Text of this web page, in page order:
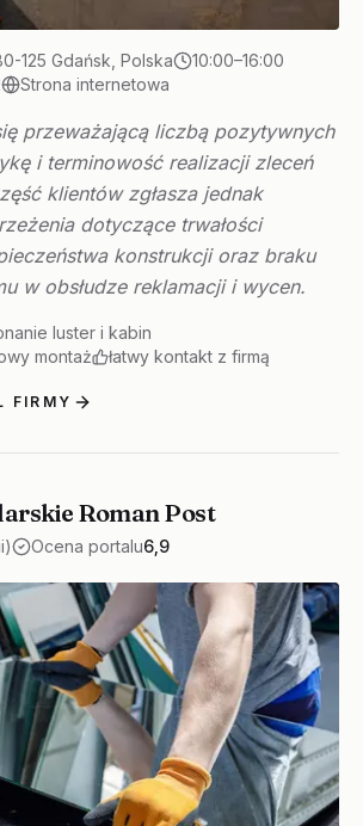
125 Gdańsk, Polska
10:00–16:00
Strona internetowa
przeważającą liczbą pozytywnych
i terminowość realizacji zleceń
klientów zgłasza jednak
dotyczące trwałości
konstrukcji oraz braku
w obsłudze reklamacji i wycen.
luster i kabin
montaż
łatwy kontakt z firmą
FIRMY
Roman Post
Ocena portalu6,9